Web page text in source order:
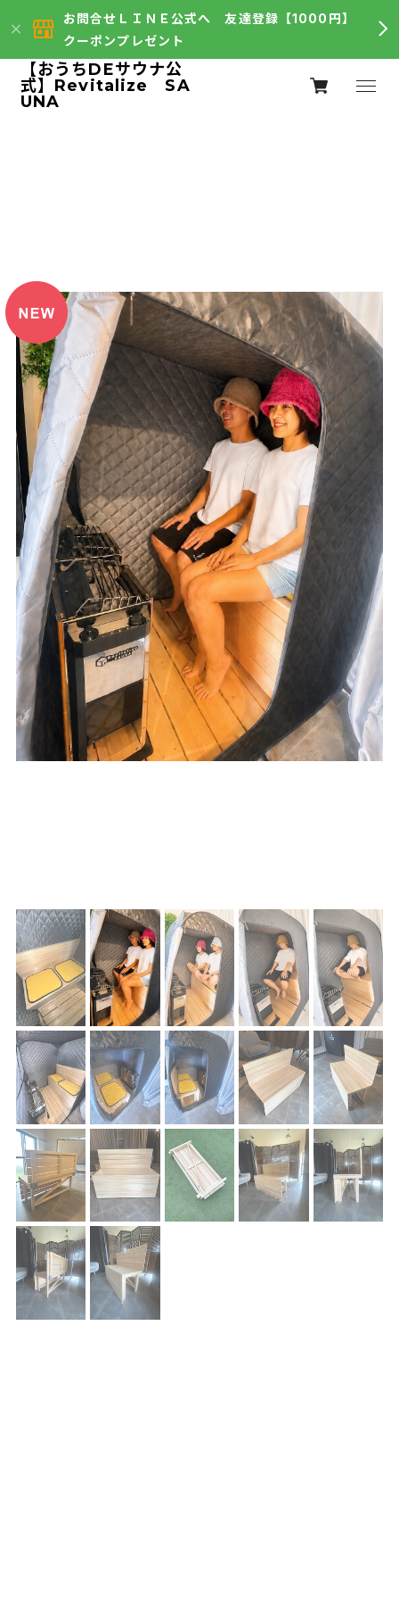
お問合せＬＩＮＥ公式へ 友達登録【1000円】
クーポンプレゼント
【おうちDEサウナ公
式】Revitalize SA
UNA